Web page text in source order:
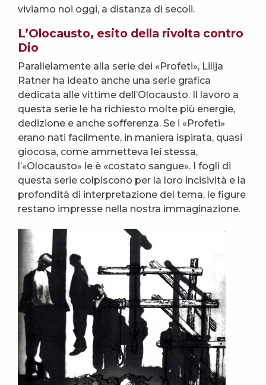
viviamo noi oggi, a distanza di secoli.
L’Olocausto, esito della rivolta contro
Dio
Parallelamente alla serie dei «Profeti», Lilija
Ratner ha ideato anche una serie grafica
dedicata alle vittime dell’Olocausto. Il lavoro a
questa serie le ha richiesto molte più energie,
dedizione e anche sofferenza. Se i «Profeti»
erano nati facilmente, in maniera ispirata, quasi
giocosa, come ammetteva lei stessa,
l’«Olocausto» le è «costato sangue». I fogli di
questa serie colpiscono per la loro incisività e la
profondità di interpretazione del tema, le figure
restano impresse nella nostra immaginazione.